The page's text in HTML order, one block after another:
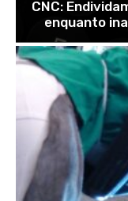
CNC:
enquanto